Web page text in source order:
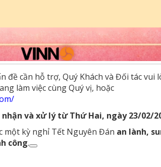
cần hỗ trợ, Quý Khách và Đối tác vui
làm việc cùng Quý vị, hoặc
và xử lý từ Thứ Hai, ngày 23/02/
một kỳ nghỉ Tết Nguyên Đán an lành,
công.